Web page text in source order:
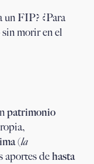
un FIP? ¿Para
sin morir en el
patrimonio
(la
aportes dehasta